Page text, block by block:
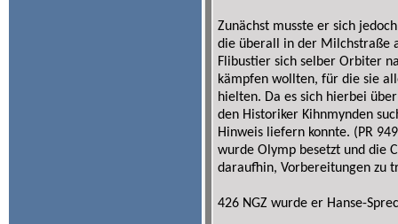
Zunächst musste er sich
die überall in der Milchstraße
Flibustier sich selber Orbiter
kämpfen wollten, für die sie
hielten. Da es sich hierbei
den Historiker Kihnmynden
Hinweis liefern konnte. (PR
wurde Olymp besetzt und die
daraufhin, Vorbereitungen zu
426 NGZ wurde er Hanse-